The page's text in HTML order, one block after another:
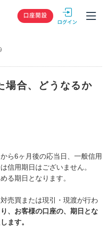
GMOクリック
口座開設
場合、どうなるか
ら6ヶ月後の応当日、一般信用
信用期日はございません。
る期日となります。
売買または現引・現渡が行わ
、お客様の口座の、期日とな
ます。